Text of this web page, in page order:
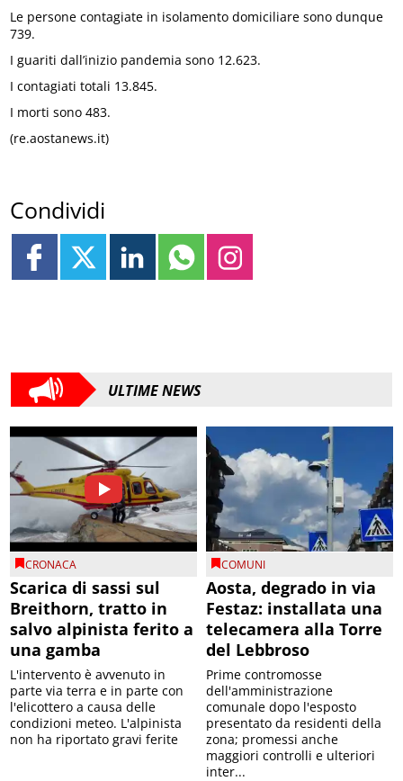
Le persone contagiate in isolamento domiciliare sono dunque
739.
I guariti dall’inizio pandemia sono 12.623.
I contagiati totali 13.845.
I morti sono 483.
(re.aostanews.it)
Condividi
ULTIME NEWS
CRONACA
Scarica di sassi sul
Breithorn, tratto in
salvo alpinista ferito a
una gamba
L'intervento è avvenuto in
parte via terra e in parte con
l'elicottero a causa delle
condizioni meteo. L'alpinista
non ha riportato gravi ferite
COMUNI
Aosta, degrado in via
Festaz: installata una
telecamera alla Torre
del Lebbroso
Prime contromosse
dell'amministrazione
comunale dopo l'esposto
presentato da residenti della
zona; promessi anche
maggiori controlli e ulteriori
inter...